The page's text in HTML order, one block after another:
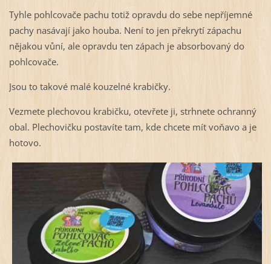
Tyhle pohlcovače pachu totiž opravdu do sebe nepříjemné
pachy nasávají jako houba. Není to jen překrytí zápachu
nějakou vůní, ale opravdu ten zápach je absorbovaný do
pohlcovače.
Jsou to takové malé kouzelné krabičky.
Vezmete plechovou krabičku, otevřete ji, strhnete ochranný
obal. Plechovičku postavíte tam, kde chcete mít voňavo a je
hotovo.